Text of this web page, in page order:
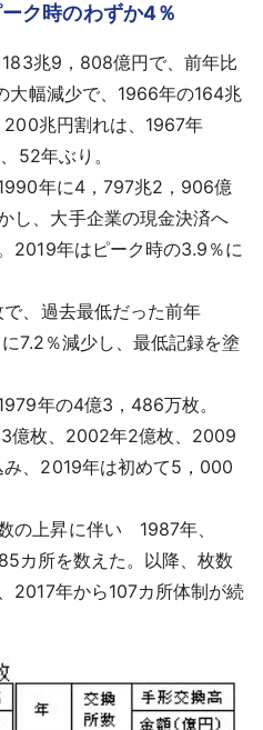
ク時のわずか4％
兆9，808億円で、前年比
大幅減少で、1966年の164兆
兆円割れは、1967年
52年ぶり。
年に4，797兆2，906億
し、大手企業の現金決済へ
2019年はピーク時の3.9％に
、過去最低だった前年
7.2％減少し、最低記録を塗
年の4億3，486万枚。
億枚、2002年2億枚、2009
、2019年は初めて5，000
の上昇に伴い 1987年、
カ所を数えた。以降、枚数
2017年から107カ所体制が続